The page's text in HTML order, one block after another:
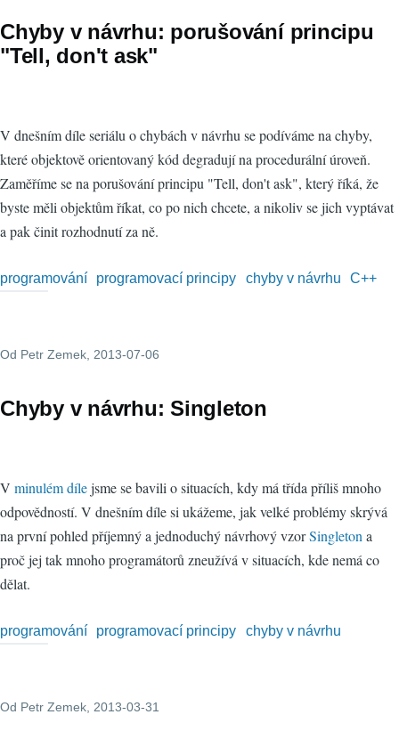
Chyby v návrhu: porušování principu
"Tell, don't ask"
V dnešním díle seriálu o chybách v návrhu se podíváme na chyby,
které objektově orientovaný kód degradují na procedurální úroveň.
Zaměříme se na porušování principu "Tell, don't ask", který říká, že
byste měli objektům říkat, co po nich chcete, a nikoliv se jich vyptávat
a pak činit rozhodnutí za ně.
programování programovací principy chyby v návrhu C++
Od Petr Zemek , 2013-07-06
Chyby v návrhu: Singleton
V minulém dílejsme se bavili o situacích, kdy má třída příliš mnoho
odpovědností. V dnešním díle si ukážeme, jak velké problémy skrývá
na první pohled příjemný a jednoduchý návrhový vzorSingleton a
proč jej tak mnoho programátorů zneužívá v situacích, kde nemá co
dělat.
programování programovací principy chyby v návrhu
Od Petr Zemek , 2013-03-31